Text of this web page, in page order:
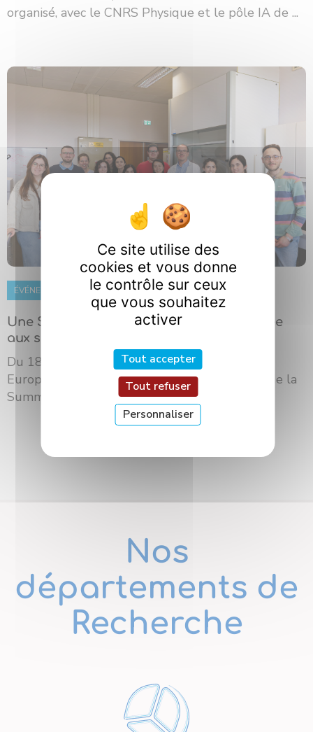
organisé, avec le CNRS Physique et le pôle IA de ...
ÉVÉNEMENT 8 juin 2026
Une Summer School internationale dédiée
aux sciences des saveurs à Dijon
Du 18 au 21 mai 2026, l’Université Bourgogne
Europe a accueilli à Dijon la troisième édition de la
Summer School du ré...
Nos
départements de
Recherche
Ce site utilise des
cookies et vous donne
le contrôle sur ceux
que vous souhaitez
activer
Tout accepter
Tout refuser
Personnaliser